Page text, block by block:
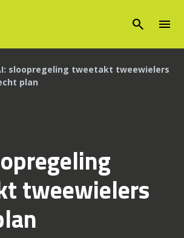
search menu
sloopregeling tweetakt tweewielers
plan
tweewielers